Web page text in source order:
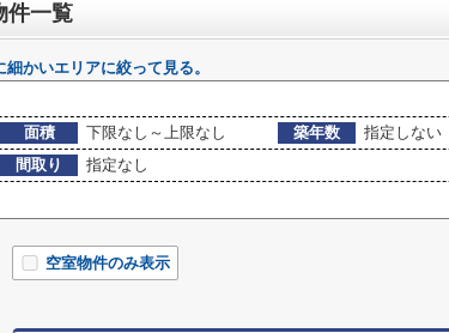
件一覧
かいエリアに絞って見る。
面積 下限なし～上限なし 築年数
指定しない
間取り
指定なし
空室物件のみ表示